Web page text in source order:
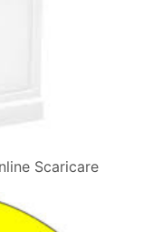
Scaricare